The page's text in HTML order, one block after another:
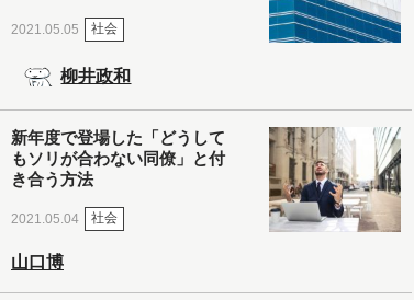
2021.05.05 社会
柳井政和
新年度で登場した「どうして
もソリが合わない同僚」と付
き合う方法
2021.05.04 社会
山口博